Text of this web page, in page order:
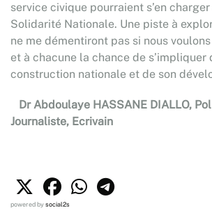
service civique pourraient s’en
Solidarité Nationale. Une piste à
ne me démentiront pas si nous
et à chacune la chance de s’impliquer
construction nationale et de son
Dr Abdoulaye HASSANE DIALLO,
Journaliste, Ecrivain
powered bysocial2s